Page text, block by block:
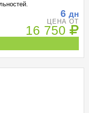
6 дн
ЦЕНА ОТ
16 750